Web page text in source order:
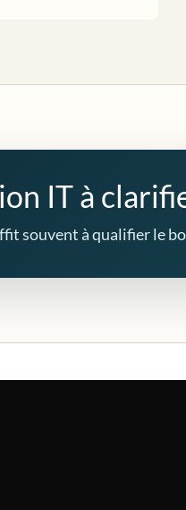
IT à
souvent à qualifier le